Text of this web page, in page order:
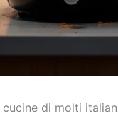
di molti